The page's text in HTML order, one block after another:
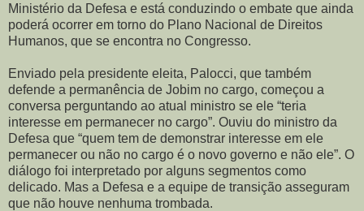
Ministério da Defesa e está conduzindo o embate que ainda
poderá ocorrer em torno do Plano Nacional de Direitos
Humanos, que se encontra no Congresso.
Enviado pela presidente eleita, Palocci, que também
defende a permanência de Jobim no cargo, começou a
conversa perguntando ao atual ministro se ele “teria
interesse em permanecer no cargo”. Ouviu do ministro da
Defesa que “quem tem de demonstrar interesse em ele
permanecer ou não no cargo é o novo governo e não ele”. O
diálogo foi interpretado por alguns segmentos como
delicado. Mas a Defesa e a equipe de transição asseguram
que não houve nenhuma trombada.